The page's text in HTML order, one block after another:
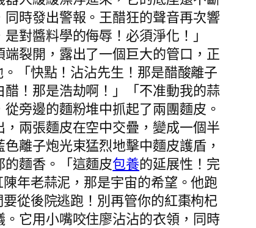
時發出警報。王醋狂的聲音再次響
對醬料學的侮辱！必須淨化！」
裂開，露出了一個巨大的管口，正
「快點！沾沾先生！那是醋酸離子
！那是浩劫啊！」「不准動我的蒜
旁邊的麵粉堆中抓起了兩團麵皮。
兩張麵皮在空中交疊，變成一個半
離子炮光束猛烈地擊中麵皮護盾，
麵香。「這麵皮包養的延展性！完
年老蒜泥，那是宇宙的希望。他跑
從後院逃跑！別再管你的紅棗枸杞
它用小嘴咬住廖沾沾的衣領，同時